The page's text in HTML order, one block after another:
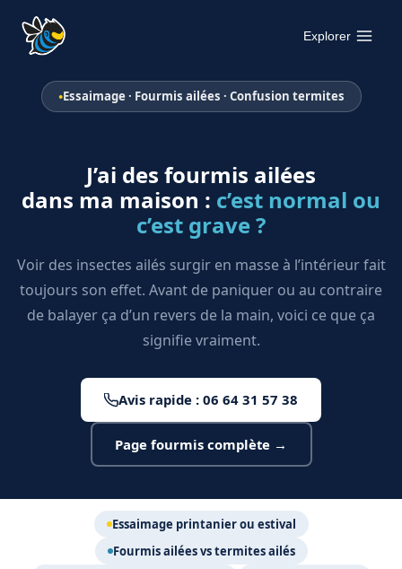
contenu
Explorer
Essaimage · Fourmis ailées · Confusion termites
J’ai des fourmis ailées
dans ma maison : c’est normal ou
c’est grave ?
Voir des insectes ailés surgir en masse à l’intérieur fait
toujours son effet. Avant de paniquer ou au contraire
de balayer ça d’un revers de la main, voici ce que ça
signifie vraiment.
Avis rapide : 06 64 31 57 38
Page fourmis complète →
Essaimage printanier ou estival
Fourmis ailées vs termites ailés